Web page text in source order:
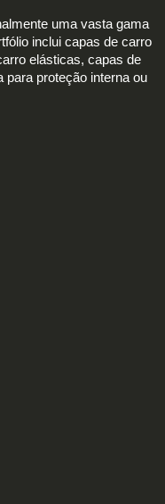
uma vasta gama
inclui capas de carro
elásticas, capas de
para proteção interna ou